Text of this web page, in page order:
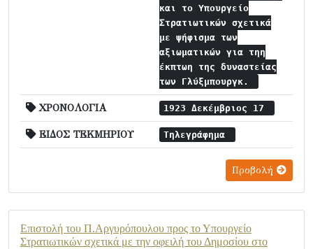
και το Υπουργείο
Στρατιωτικών σχετικά
με ψήφισμα των
αξιωματικών για τηη
έκπτωη της δυναστείας
των Γλύξμπουργκ.
ΧΡΟΝΟΛΟΓΙΑ 1923 Δεκέμβριος 17
ΕΙΔΟΣ ΤΕΚΜΗΡΙΟΥ Τηλεγράφημα
Προβολή
Επιστολή του Π.Αργυρόπουλου προς το Υπουργείο
Στρατιωτικών σχετικά με την οφειλή του Δημοσίου στο